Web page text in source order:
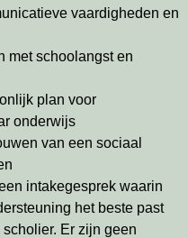
vaardigheden en
met schoolangst en
plan voor
onderwijs
van een sociaal
intakegesprek waarin
het beste past
Er zijn geen